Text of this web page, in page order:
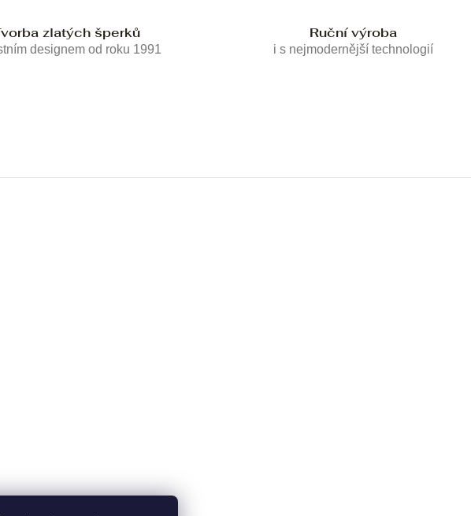
zlatých šperků
designem od roku 1991
Ruční výroba
i s nejmodernější technologií